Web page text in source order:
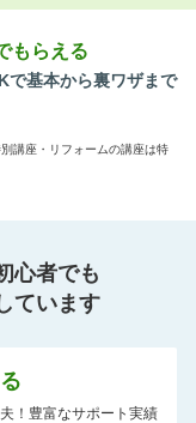
もらえる
で基本から裏ワザまで
講座・リフォームの講座は特
心者でも
ています
！豊富なサポート実績